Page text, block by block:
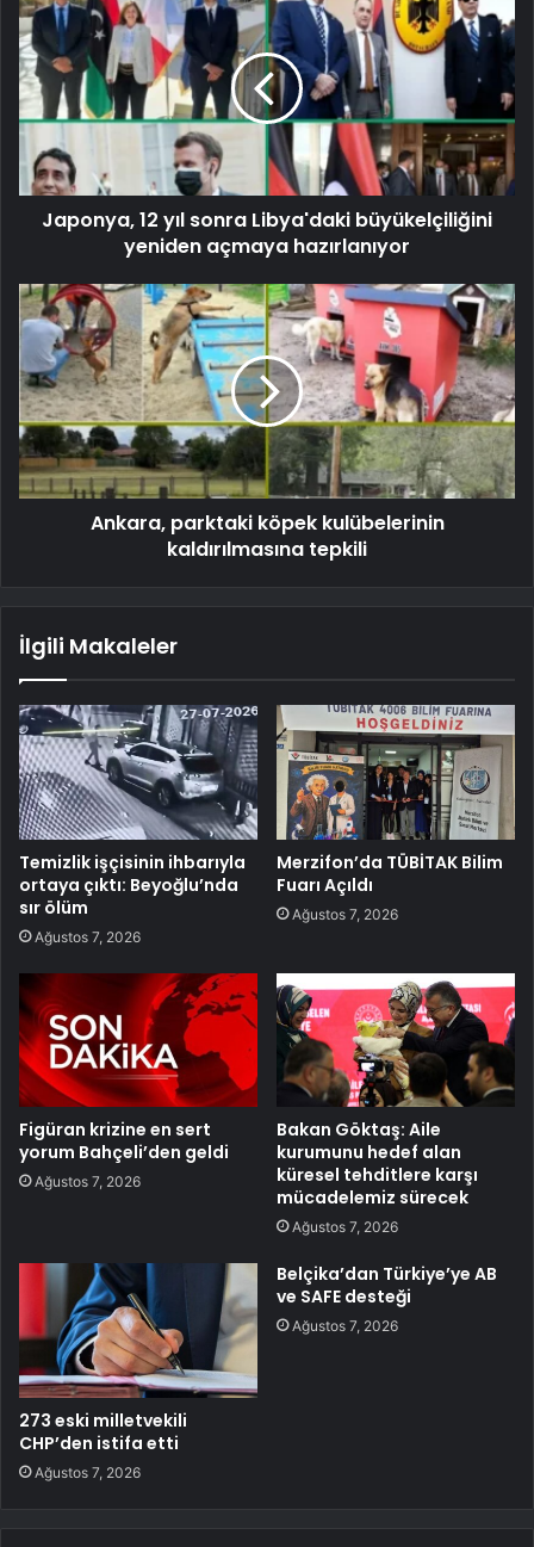
Japonya, 12 yıl sonra Libya'daki büyükelçiliğini
yeniden açmaya hazırlanıyor
Ankara, parktaki köpek kulübelerinin
kaldırılmasına tepkili
İlgili Makaleler
Temizlik işçisinin ihbarıyla
ortaya çıktı: Beyoğlu’nda
sır ölüm
Ağustos 7, 2026
Merzifon’da TÜBİTAK Bilim
Fuarı Açıldı
Ağustos 7, 2026
Figüran krizine en sert
yorum Bahçeli’den geldi
Ağustos 7, 2026
Bakan Göktaş: Aile
kurumunu hedef alan
küresel tehditlere karşı
mücadelemiz sürecek
Ağustos 7, 2026
273 eski milletvekili
CHP’den istifa etti
Ağustos 7, 2026
Belçika’dan Türkiye’ye AB
ve SAFE desteği
Ağustos 7, 2026